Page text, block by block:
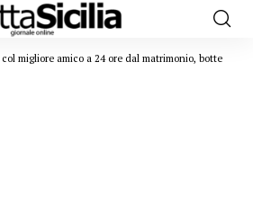
migliore amico a 24 ore dal matrimonio, botte